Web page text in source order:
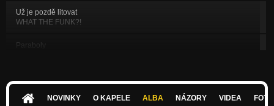
Už je pozdě litovat
WHAT THE FUNK?!
Paraboly
NOVINKY O KAPELE ALBA NÁZORY VIDEA